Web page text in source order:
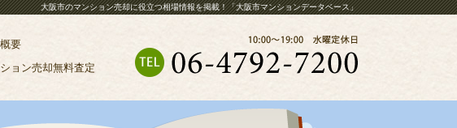
大阪市のマンション売却に役立つ相場情報を掲載！「大阪市マンションデータベース」
要
ョン売却無料査定